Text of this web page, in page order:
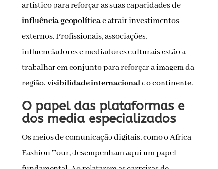
artístico para reforçar as suas capacidades de
influência geopolíticae atrair investimentos
externos. Profissionais, associações,
influenciadores e mediadores culturais estão a
trabalhar em conjunto para reforçar a imagem da
região.visibilidade internacionaldo continente.
O papel das plataformas e
dos media especializados
Os meios de comunicação digitais, como o Africa
Fashion Tour, desempenham aqui um papel